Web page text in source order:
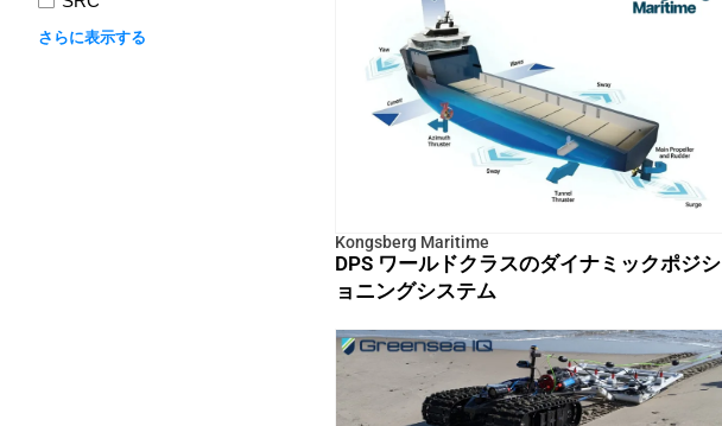
さらに表示する
Kongsberg Maritime
DPS ワールドクラスのダイナミックポジシ
ョニングシステム